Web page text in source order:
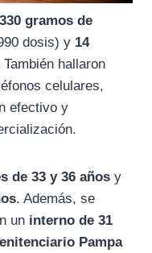
gramos de
dosis) y 14
hallaron
celulares,
efectivo y
de 33 y 36 años y
. Además, se
un interno de 31
Pampa